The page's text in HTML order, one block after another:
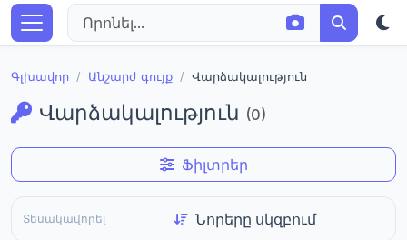
Գլխավոր Անշարժ գույք Վարձակալություն
Վարձակալություն (0)
Ֆիլտրեր
Տեսակավորել